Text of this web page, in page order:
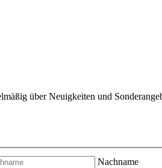
über Neuigkeiten und
Nachname